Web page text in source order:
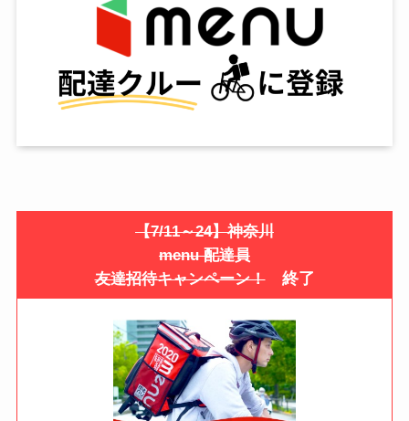
【7/11～24】神奈川
menu 配達員
友達招待キャンペーン！
終了